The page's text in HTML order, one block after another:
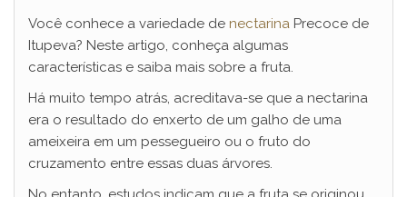
Você conhece a variedade de nectarina Precoce de
Itupeva? Neste artigo, conheça algumas
características e saiba mais sobre a fruta.
Há muito tempo atrás, acreditava-se que a nectarina
era o resultado do enxerto de um galho de uma
ameixeira em um pessegueiro ou o fruto do
cruzamento entre essas duas árvores.